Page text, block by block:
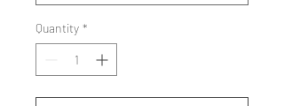
Quantity *